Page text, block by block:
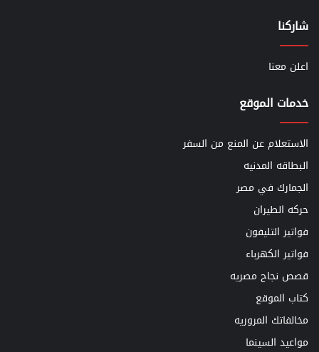
شاركنا
اعلن معنا
خدمات الموقع
الاستعلام عن المنع من السفر
البطاقه المدنيه
الجمارك في مصر
حركه الطيران
فواتير التليفون
فواتير الكهرباء
قصص نجاح مصريه
كتاب الموقع
مخالفاتك المروريه
مواعيد السينما